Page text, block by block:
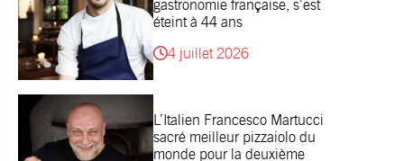
gastronomie française, s’est
éteint à 44 ans
4 juillet 2026
L’Italien Francesco Martucci
sacré meilleur pizzaiolo du
monde pour la deuxième